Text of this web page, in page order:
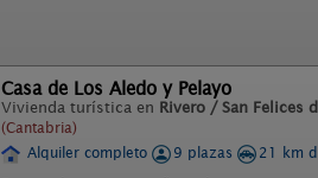
Casa de Los Aledo y Pelayo
Vivienda turística en Rivero / San Felices
(Cantabria)
Alquiler completo 9 plazas
21 km